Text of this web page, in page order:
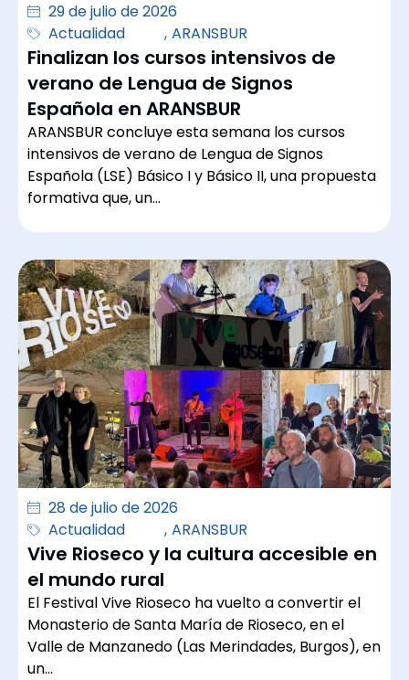
29 de julio de 2026
Actualidad
, ARANSBUR
Finalizan los cursos intensivos de
verano de Lengua de Signos
Española en ARANSBUR
ARANSBUR concluye esta semana los cursos
intensivos de verano de Lengua de Signos
Española (LSE) Básico I y Básico II, una propuesta
formativa que, un…
28 de julio de 2026
Actualidad
, ARANSBUR
Vive Rioseco y la cultura accesible en
el mundo rural
El Festival Vive Rioseco ha vuelto a convertir el
Monasterio de Santa María de Rioseco, en el
Valle de Manzanedo (Las Merindades, Burgos), en
un…